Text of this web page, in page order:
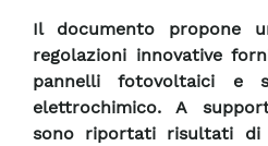
Il documento propone
regolazioni innovative
pannelli fotovoltaici e
elettrochimico. A
sono riportati risultati di